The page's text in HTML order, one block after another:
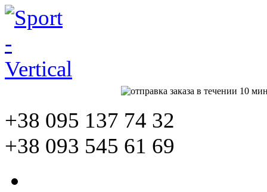
+38 095 137 74 32
+38 093 545 61 69